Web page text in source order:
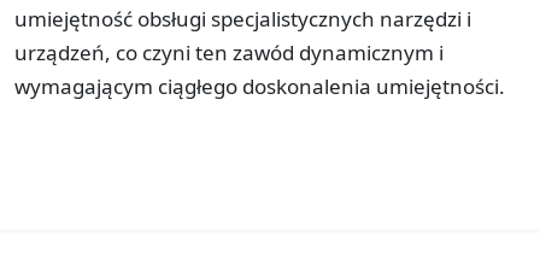
umiejętność obsługi specjalistycznych narzędzi i
urządzeń, co czyni ten zawód dynamicznym i
wymagającym ciągłego doskonalenia umiejętności.